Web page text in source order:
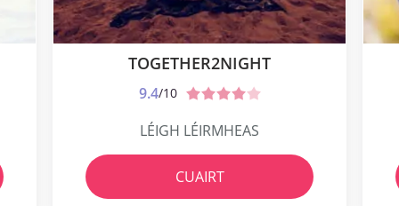
TOGETHER2NIGHT
9.4/10
LÉIGH LÉIRMHEAS
CUAIRT